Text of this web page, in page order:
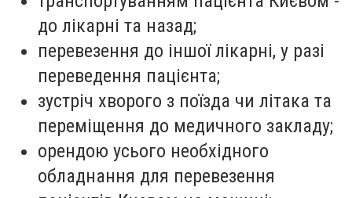
до лікарні та назад;
перевезення до іншої лікарні, у разі
переведення пацієнта;
зустріч хворого з поїзда чи літака та
переміщення до медичного закладу;
орендою усього необхідного
обладнання для перевезення